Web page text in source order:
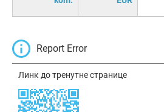
Report Error
Линк до тренутне странице